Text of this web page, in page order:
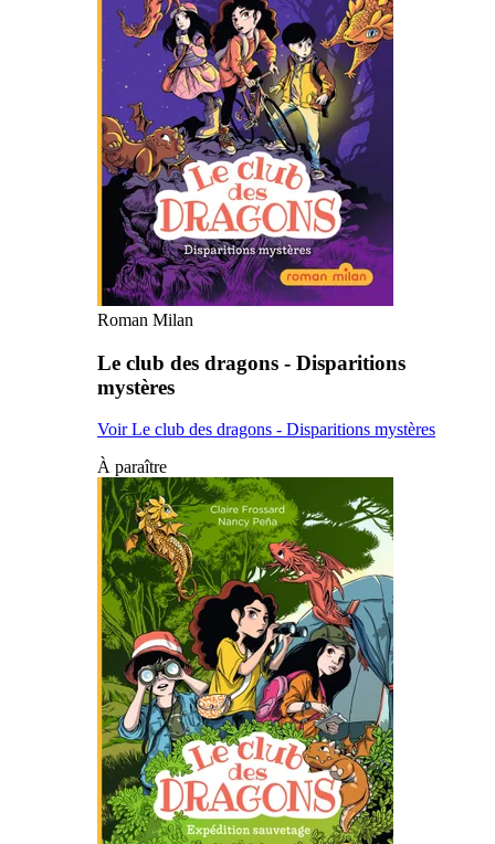
Roman Milan
Le club des dragons - Disparitions
mystères
Voir Le club des dragons - Disparitions mystères
À paraître